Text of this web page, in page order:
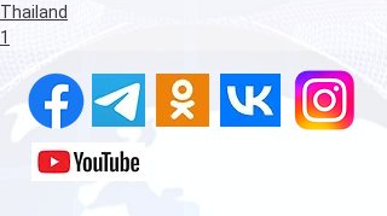
Thailand
1